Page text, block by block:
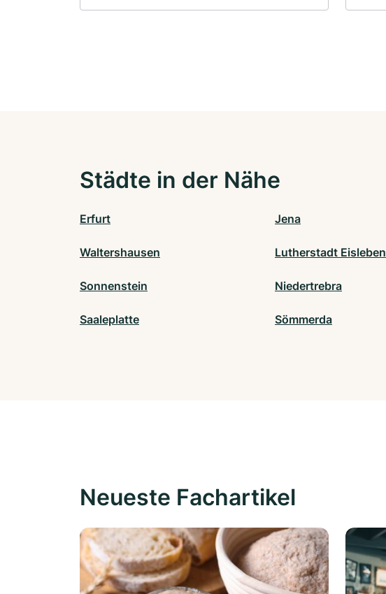
Städte in der Nähe
Erfurt Jena
Waltershausen Lutherstadt Eisleben
Sonnenstein Niedertrebra
Saaleplatte Sömmerda
Neueste Fachartikel